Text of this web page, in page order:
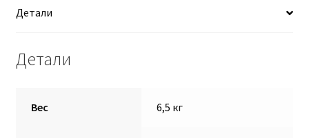
Детали
Детали
Вес 6,5 кг